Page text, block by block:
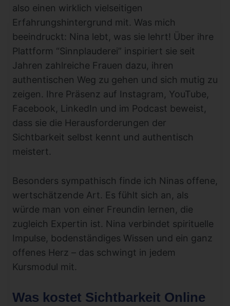
also einen wirklich vielseitigen
Erfahrungshintergrund mit. Was mich
beeindruckt: Nina lebt, was sie lehrt! Über ihre
Plattform “Sinnplauderei” inspiriert sie seit
Jahren zahlreiche Frauen dazu, ihren
authentischen Weg zu gehen und sich mutig zu
zeigen. Ihre Präsenz auf Instagram, YouTube,
Facebook, LinkedIn und im Podcast beweist,
dass sie die Herausforderungen der
Sichtbarkeit selbst kennt und authentisch
meistert.
Besonders sympathisch finde ich Ninas offene,
wertschätzende Art. Es fühlt sich an, als
würde man von einer Freundin lernen, die
zugleich Expertin ist. Nina verbindet spirituelle
Impulse, bodenständiges Wissen und ein ganz
offenes Herz – das schwingt in jedem
Kursmodul mit.
Was kostet Sichtbarkeit Online